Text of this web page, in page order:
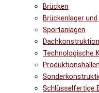
Brücken
Brückenlager
Sportanlagen
Technologische
Schlüsselfertige